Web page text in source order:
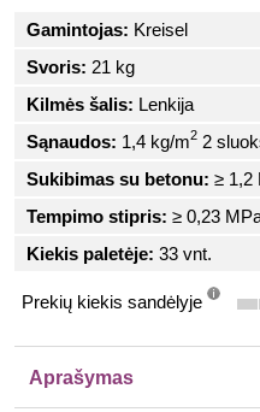
Gamintojas: Kreisel
Svoris: 21 kg
Kilmės šalis: Lenkija
Sąnaudos: 1,4 kg/m2 2
Sukibimas su betonu: ≥ 1,2
Tempimo stipris: ≥ 0,23
Kiekis paletėje: 33 vnt.
Prekių kiekis sandėlyje
Aprašymas